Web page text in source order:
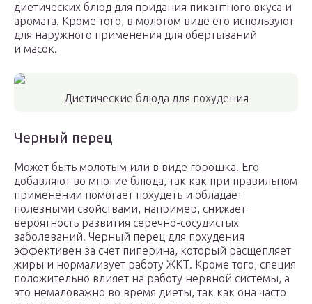
диетических блюд для придания пикантного вкуса и
аромата. Кроме того, в молотом виде его используют
для наружного применения для обертываний
и масок.
Диетические блюда для похудения
Черный перец
Может быть молотым или в виде горошка. Его
добавляют во многие блюда, так как при правильном
применении помогает похудеть и обладает
полезными свойствами, например, снижает
вероятность развития серечно-сосудистых
заболеваний. Черный перец для похудения
эффективен за счет пиперина, который расщепляет
жиры и нормализует работу ЖКТ. Кроме того, специя
положительно влияет на работу нервной системы, а
это немаловажно во время диеты, так как она часто